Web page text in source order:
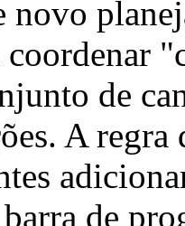
novo
coordenar
de
A
de